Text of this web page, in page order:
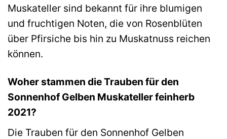
Muskateller sind bekannt für ihre blumigen
und fruchtigen Noten, die von Rosenblüten
über Pfirsiche bis hin zu Muskatnuss reichen
können.
Woher stammen die Trauben für den
Sonnenhof Gelben Muskateller feinherb
2021?
Die Trauben für den Sonnenhof Gelben